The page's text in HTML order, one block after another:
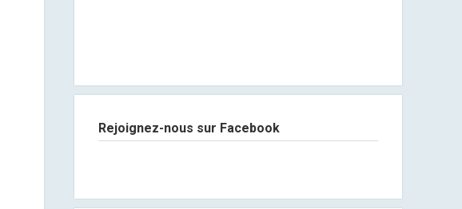
Rejoignez-nous sur Facebook